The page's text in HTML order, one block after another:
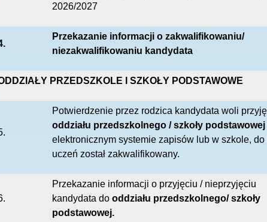
2026/2027
Przekazanie informacji o zakwalifikowaniu/
niezakwalifikowaniu kandydata
PRZEDSZKOLE I SZKOŁY PODSTAWOWE
Potwierdzenie przez rodzica kandydata woli
oddziału przedszkolnego / szkoły podstawowej
elektronicznym systemie zapisów lub w szkole, do
uczeń został zakwalifikowany.
Przekazanie informacji o przyjęciu / nieprzyjęciu
kandydata do oddziału przedszkolnego/ szkoły
podstawowej.